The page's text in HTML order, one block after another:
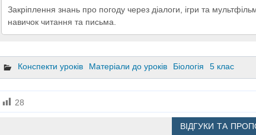
Закріплення знань про погоду через діалоги, ігри та
навичок читання та письма.
Конспекти уроків Матеріали до уроків Біологія 5 клас
28
ВІДГУКИ ТА